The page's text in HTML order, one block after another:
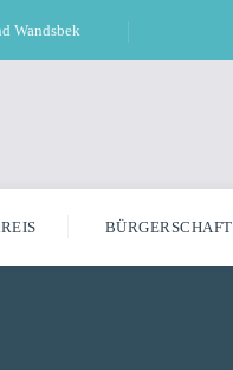
Wandsbek
BÜRGERSCHAFT